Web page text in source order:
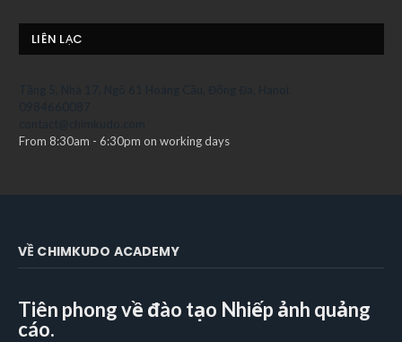
LIÊN LẠC
From 8:30am - 6:30pm on working days
VỀ CHIMKUDO ACADEMY
Tiên phong về đào tạo Nhiếp ảnh quảng
cáo.